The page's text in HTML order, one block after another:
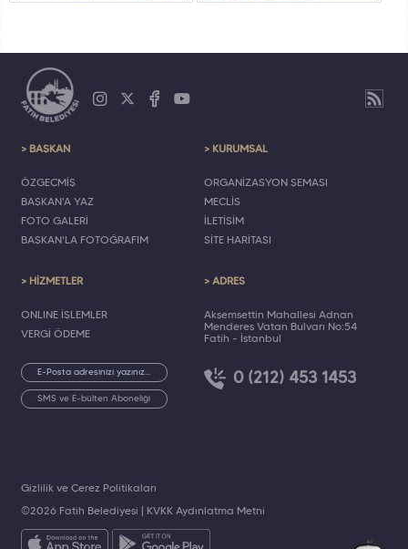
> BAŞKAN
ÖZGEÇMİŞ
BAŞKAN'A YAZ
FOTO GALERİ
BAŞKAN'LA FOTOĞRAFIM
> KURUMSAL
ORGANİZASYON ŞEMASI
MECLİS
İLETİŞİM
SİTE HARİTASI
> HİZMETLER
ONLINE İŞLEMLER
VERGİ ÖDEME
SMS ve E-bülten Aboneliği
> ADRES
Akşemsettin Mahallesi Adnan
Menderes Vatan Bulvarı No:54
Fatih - İstanbul
0 (212) 453 1453
©2026 Fatih Belediyesi | KVKK Aydınlatma Metni
Gizlilik ve Çerez Politikaları